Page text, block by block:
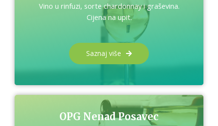
Vino u rinfuzi, sorte chardonnay i graševina.
Cijena na upit.
Saznaj više
OPG Nenad Posavec